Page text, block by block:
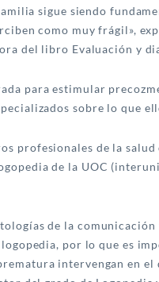
sigue siendo
como muy frágil»,
del libro Evaluación y
para estimular
sobre lo que
profesionales de la
de la UOC
de la
por lo que es
intervengan en